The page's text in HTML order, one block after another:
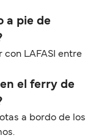
a pie de
con LAFASI entre
el ferry de
a bordo de los